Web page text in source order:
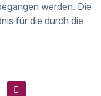
werden. Die
für die durch die